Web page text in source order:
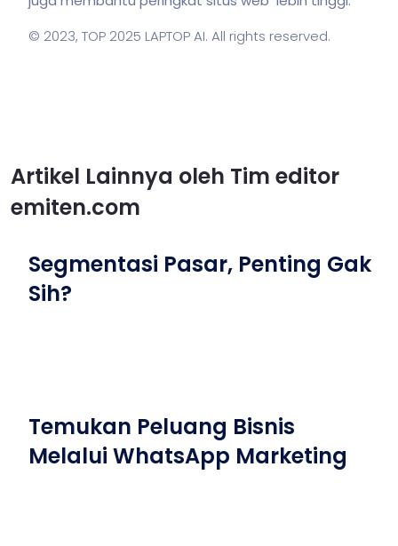
© 2023, TOP 2025 LAPTOP AI. All rights reserved.
Artikel Lainnya oleh Tim editor
emiten.com
Segmentasi Pasar, Penting Gak
Sih?
Temukan Peluang Bisnis
Melalui WhatsApp Marketing